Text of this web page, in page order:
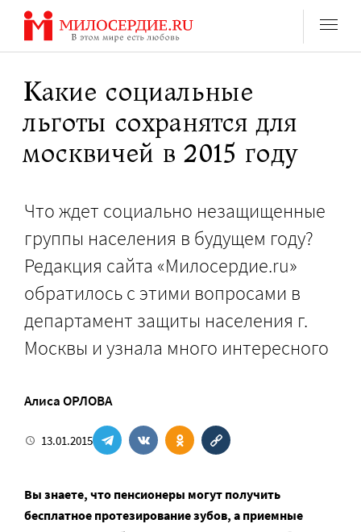
Перейти
содержанию
Какие социальные
льготы сохранятся для
москвичей в 2015 году
Что ждет социально незащищенные
группы населения в будущем году?
Редакция сайта «Милосердие.ru»
обратилось с этими вопросами в
департамент защиты населения г.
Москвы и узнала много интересного
Алиса ОРЛОВА
13.01.2015
Вы знаете, что пенсионеры могут получить
бесплатное протезирование зубов, а приемные